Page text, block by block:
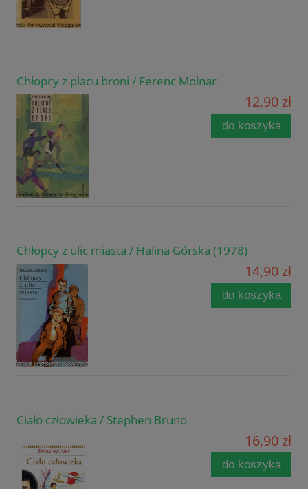
Chłopcy z placu broni / Ferenc Molnar
12,90 zł
do koszyka
Chłopcy z ulic miasta / Halina Górska (1978)
14,90 zł
do koszyka
Ciało człowieka / Stephen Bruno
16,90 zł
do koszyka